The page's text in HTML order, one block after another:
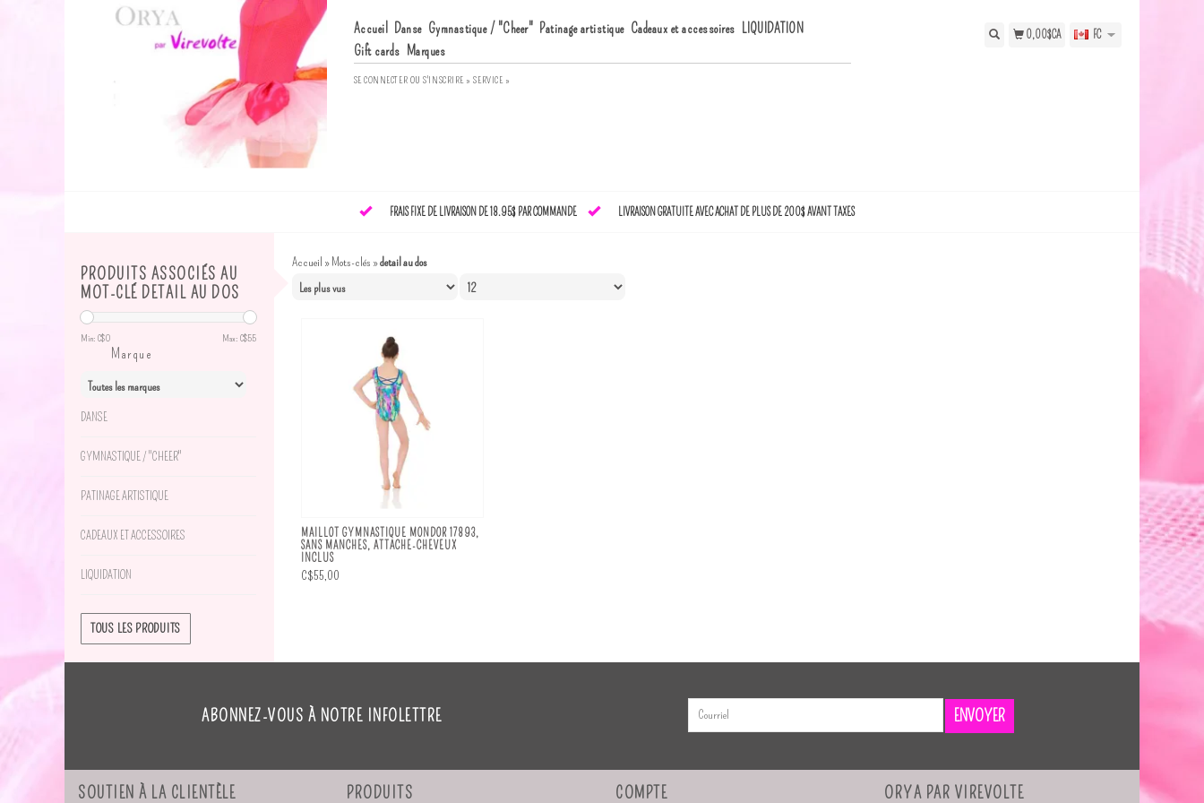
Accueil Danse Gymnastique / "Cheer" Patinage artistique Cadeaux et accessoires LIQUIDATION
Gift cards Marques
SE CONNECTER OUS'INSCRIRE » SERVICE »
0,00$CA FC
FRAIS FIXE DE LIVRAISON DE 18.95$ PAR COMMANDE LIVRAISON GRATUITE AVEC ACHAT DE PLUS DE 200$ AVANT TAXES
PRODUITS ASSOCIÉS AU
MOT-CLÉ DETAIL AU DOS
Min: C$0 Max: C$55
Marque
DANSE
GYMNASTIQUE / "CHEER"
PATINAGE ARTISTIQUE
CADEAUX ET ACCESSOIRES
LIQUIDATION
TOUS LES PRODUITS
Accueil »Mots-clés »detail au dos
MAILLOT GYMNASTIQUE MONDOR 17893,
SANS MANCHES, ATTACHE-CHEVEUX
INCLUS
C$55,00
ABONNEZ-VOUS À NOTRE INFOLETTRE ENVOYER
SOUTIEN À LA CLIENTÈLE PRODUITS COMPTE ORYA PAR VIREVOLTE